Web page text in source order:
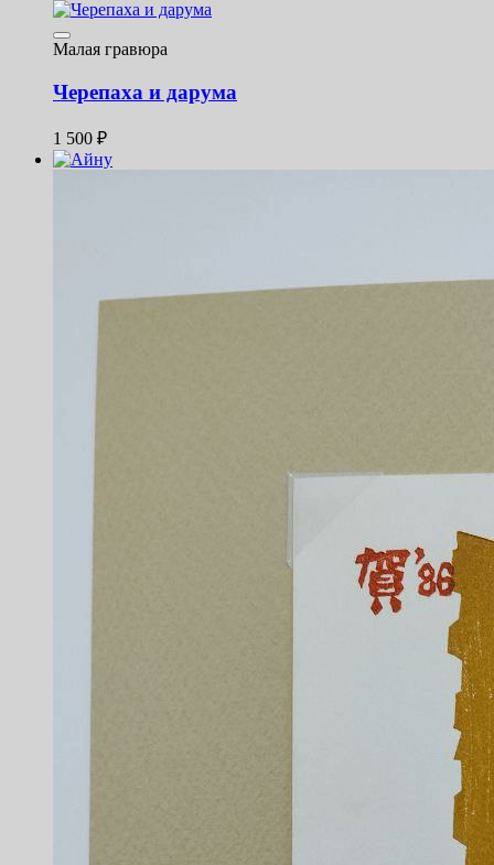
Малая гравюра
Черепаха и дарума
1 500 ₽